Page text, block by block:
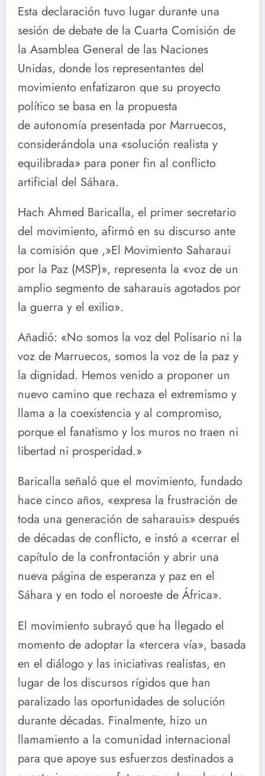
Esta declaración tuvo lugar durante una
sesión de debate de la Cuarta Comisión de
la Asamblea General de las Naciones
Unidas, donde los representantes del
movimiento enfatizaron que su proyecto
político se basa en la propuesta
de autonomía presentada por Marruecos,
considerándola una «solución realista y
equilibrada» para poner fin al conflicto
artificial del Sáhara.
Hach Ahmed Baricalla, el primer secretario
del movimiento, afirmó en su discurso ante
la comisión que ,»El Movimiento Saharaui
por la Paz (MSP)», representa la «voz de un
amplio segmento de saharauis agotados por
la guerra y el exilio».
Añadió: «No somos la voz del Polisario ni la
voz de Marruecos, somos la voz de la paz y
la dignidad. Hemos venido a proponer un
nuevo camino que rechaza el extremismo y
llama a la coexistencia y al compromiso,
porque el fanatismo y los muros no traen ni
libertad ni prosperidad.»
Baricalla señaló que el movimiento, fundado
hace cinco años, «expresa la frustración de
toda una generación de saharauis» después
de décadas de conflicto, e instó a «cerrar el
capítulo de la confrontación y abrir una
nueva página de esperanza y paz en el
Sáhara y en todo el noroeste de África».
El movimiento subrayó que ha llegado el
momento de adoptar la «tercera vía», basada
en el diálogo y las iniciativas realistas, en
lugar de los discursos rígidos que han
paralizado las oportunidades de solución
durante décadas. Finalmente, hizo un
llamamiento a la comunidad internacional
para que apoye sus esfuerzos destinados a